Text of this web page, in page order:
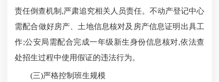
责任倒查机制,严肃追究相关人员责任。不动产登记中心
需配合做好房产、土地信息核对及房产信息证明出具工
作;公安局需配合完成一年级新生身份信息核对,依法查
处招生过程中使用假证的违法行为。
(三)严格控制班生规模